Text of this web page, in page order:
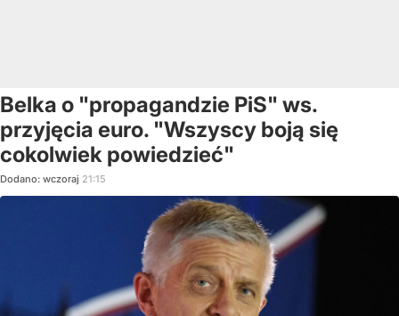
Belka o "propagandzie PiS" ws.
przyjęcia euro. "Wszyscy boją się
cokolwiek powiedzieć"
Dodano: wczoraj 21:15